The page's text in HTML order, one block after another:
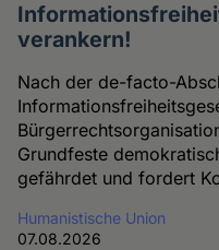
verankern!
Nach der de-facto-
Grundfeste
gefährdet und fordert
Humanistische Union
07.08.2026